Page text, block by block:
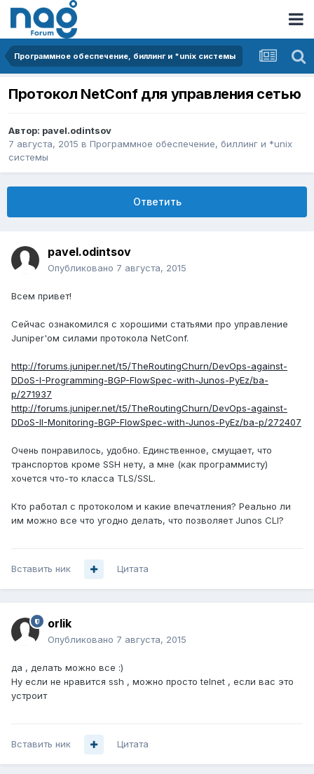
Программное обеспечение, биллинг и *unix системы
Протокол NetConf для управления сетью
Автор: pavel.odintsov
7 августа, 2015 в Программное обеспечение, биллинг и *unix
системы
Ответить
pavel.odintsov
Опубликовано 7 августа, 2015
Всем привет!
Сейчас ознакомился с хорошими статьями про управление
Juniper'ом силами протокола NetConf.
http://forums.juniper.net/t5/TheRoutingChurn/DevOps-against-
DDoS-I-Programming-BGP-FlowSpec-with-Junos-PyEz/ba-
p/271937
http://forums.juniper.net/t5/TheRoutingChurn/DevOps-against-
DDoS-II-Monitoring-BGP-FlowSpec-with-Junos-PyEz/ba-p/272407
Очень понравилось, удобно. Единственное, смущает, что
транспортов кроме SSH нету, а мне (как программисту)
хочется что-то класса TLS/SSL.
Кто работал с протоколом и какие впечатления? Реально ли
им можно все что угодно делать, что позволяет Junos CLI?
Вставить ник Цитата
orlik
Опубликовано 7 августа, 2015
да , делать можно все :)
Ну если не нравится ssh , можно просто telnet , если вас это
устроит
Вставить ник Цитата